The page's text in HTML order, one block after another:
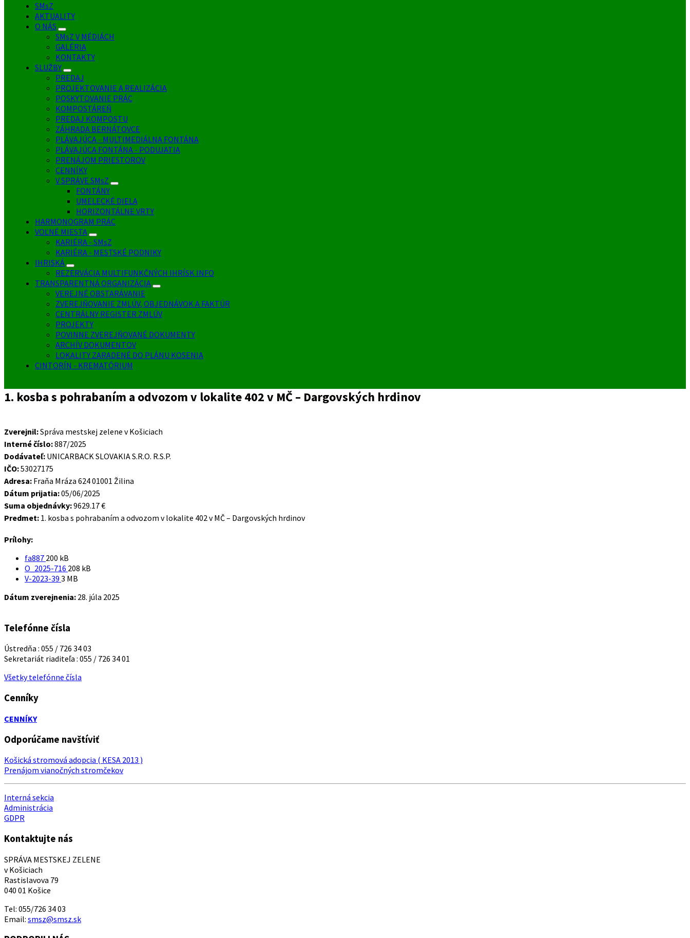
SMsZ
AKTUALITY
O NÁS
SMsZ V MÉDIÁCH
GALÉRIA
KONTAKTY
SLUŽBY
PREDAJ
PROJEKTOVANIE A REALIZÁCIA
POSKYTOVANIE PRÁC
KOMPOSTÁREŇ
PREDAJ KOMPOSTU
ZÁHRADA BERNÁTOVCE
PLÁVAJÚCA - MULTIMEDIÁLNA FONTÁNA
PLÁVAJÚCA FONTÁNA - PODUJATIA
PRENÁJOM PRIESTOROV
CENNÍKY
V SPRÁVE SMsZ
FONTÁNY
UMELECKÉ DIELA
HORIZONTÁLNE VRTY
HARMONOGRAM PRÁC
VOĽNÉ MIESTA
KARIÉRA - SMsZ
KARIÉRA - MESTSKÉ PODNIKY
IHRISKÁ
REZERVÁCIA MULTIFUNKČNÝCH IHRÍSK INFO
TRANSPARENTNÁ ORGANIZÁCIA
VEREJNÉ OBSTARÁVANIE
ZVEREJŇOVANIE ZMLÚV, OBJEDNÁVOK A FAKTÚR
CENTRÁLNY REGISTER ZMLÚV
PROJEKTY
POVINNE ZVEREJŇOVANÉ DOKUMENTY
ARCHÍV DOKUMENTOV
LOKALITY ZARADENÉ DO PLÁNU KOSENIA
CINTORÍN - KREMATÓRIUM
1. kosba s pohrabaním a odvozom v lokalite 402 v MČ – Dargovských hrdinov
Zverejnil:Správa mestskej zelene v Košiciach
Interné číslo:887/2025
Dodávateľ: UNICARBACK SLOVAKIA S.R.O. R.S.P.
IČO:53027175
Adresa: Fraňa Mráza 624 01001 Žilina
Dátum prijatia:05/06/2025
Suma objednávky:9629.17 €
Predmet: 1. kosba s pohrabaním a odvozom v lokalite 402 v MČ – Dargovských hrdinov
Prílohy:
fa887 Veľkosť
súboru:
200 kB
O_2025-716 Veľkosť
súboru:
208 kB
V-2023-39 Veľkosť
3 MB
Dátum zverejnenia: 28. júla 2025
Telefónne čísla
Ústredňa : 055 / 726 34 03
Sekretariát riaditeľa : 055 / 726 34 01
Všetky telefónne čísla
Cenníky
CENNÍKY
Odporúčame navštíviť
Košická stromová adopcia ( KESA 2013 )
Prenájom vianočných stromčekov
Interná sekcia
Administrácia
GDPR
Kontaktujte nás
SPRÁVA MESTSKEJ ZELENE
v Košiciach
Rastislavova 79
040 01 Košice
Tel: 055/726 34 03
Email: smsz@smsz.sk